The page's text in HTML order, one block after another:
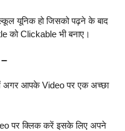
यूनिक हो जिसको पढ़ने के बाद
को Clickable भी बनाए।
अगर आपके Video पर एक अच्छा
पर क्लिक करें इसके लिए अपने